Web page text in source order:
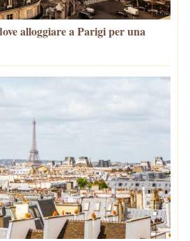
alloggiare a Parigi per una